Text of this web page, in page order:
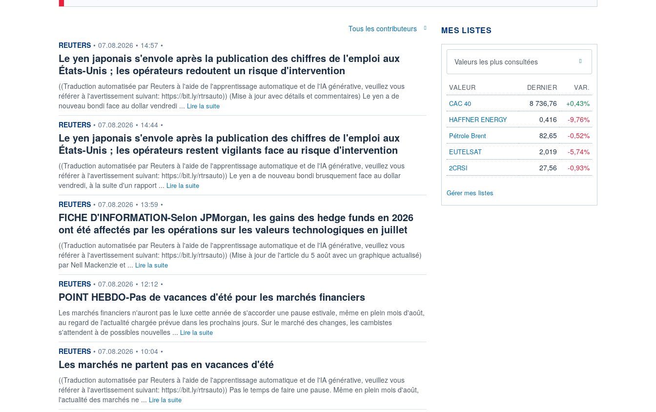
Tous les contributeurs
information fournie par
REUTERS • 07.08.2026 • 14:57 •
Le yen japonais s'envole après la publication des chiffres de l'emploi aux
États-Unis ; les opérateurs redoutent un risque d'intervention
((Traduction automatisée par Reuters à l'aide de l'apprentissage automatique et de l'IA générative, veuillez vous
référer à l'avertissement suivant: https://bit.ly/rtrsauto)) (Mise à jour avec détails et commentaires) Le yen a de
nouveau bondi face au dollar vendredi ... Lire la suite
information fournie par
REUTERS • 07.08.2026 • 14:44 •
Le yen japonais s'envole après la publication des chiffres de l'emploi aux
États-Unis ; les opérateurs restent vigilants face au risque d'intervention
((Traduction automatisée par Reuters à l'aide de l'apprentissage automatique et de l'IA générative, veuillez vous
référer à l'avertissement suivant: https://bit.ly/rtrsauto)) Le yen a de nouveau bondi brusquement face au dollar
vendredi, à la suite d'un rapport ... Lire la suite
information fournie par
REUTERS • 07.08.2026 • 13:59 •
FICHE D'INFORMATION-Selon JPMorgan, les gains des hedge funds en 2026
ont été affectés par les opérations sur les valeurs technologiques en juillet
((Traduction automatisée par Reuters à l'aide de l'apprentissage automatique et de l'IA générative, veuillez vous
référer à l'avertissement suivant: https://bit.ly/rtrsauto)) (Mise à jour de l'article du 5 août avec un graphique actualisé)
par Nell Mackenzie et ... Lire la suite
information fournie par
REUTERS • 07.08.2026 • 12:12 •
POINT HEBDO-Pas de vacances d'été pour les marchés financiers
Les marchés financiers n'auront pas le luxe cette année de s'accorder une pause estivale, même en plein mois d'août,
au regard de l'actualité chargée prévue dans les prochains jours. Sur le marché des changes, les cambistes
s'attendent à de possibles nouvelles ... Lire la suite
information fournie par
REUTERS • 07.08.2026 • 10:04 •
Les marchés ne partent pas en vacances d'été
((Traduction automatisée par Reuters à l'aide de l'apprentissage automatique et de l'IA générative, veuillez vous
référer à l'avertissement suivant: https://bit.ly/rtrsauto)) Pas le temps de faire une pause. Même en plein mois d'août,
l'actualité des marchés ne ... Lire la suite
MES LISTES
Valeurs les plus consultées
VALEUR DERNIER
VAR.
CAC 40
8 736,76 +0,43%
HAFFNER ENERGY 0,416 -9,76%
Pétrole Brent 82,65 -0,52%
EUTELSAT 2,019 -5,74%
2CRSI 27,56 -0,93%
Gérer mes listes